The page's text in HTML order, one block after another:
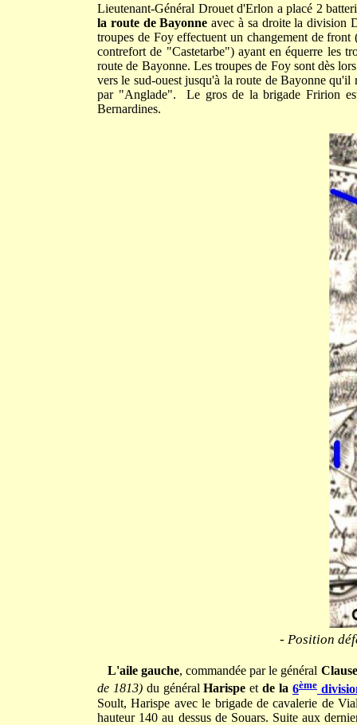
Lieutenant-Général Drouet d'Erlon a placé 2
la route de Bayonne avec à sa droite la division
troupes de Foy effectuent un changement de
contrefort de "Castetarbe") ayant en équerre les
route de Bayonne. Les troupes de Foy sont dès
vers le sud-ouest jusqu'à la route de Bayonne
par "Anglade". Le gros de la brigade Fririon
Bernardines.
- Position
L'aile gauche, commandée par le général
de 1813)du généralHarispe etde la 6ème
Soult, Harispe avec le brigade de cavalerie de
hauteur 140 au dessus de Souars. Suite aux